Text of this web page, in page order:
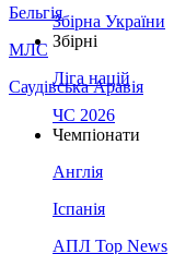
Бельгія
МЛС
Саудівська Аравія
Збірна України
Збірні
Ліга націй
ЧС 2026
Чемпіонати
Англія
Іспанія
АПЛ Top News